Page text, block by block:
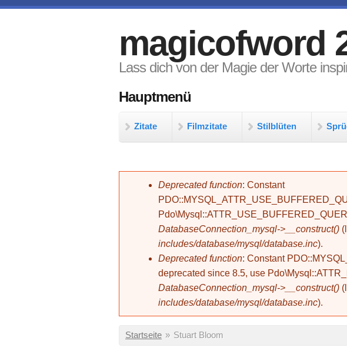
magicofword
Lass dich von der Magie der Worte
Hauptmenü
Zitate Filmzitate Stilblüten
Fehlermeldung
Deprecated function: Constant
DatabaseConnection_mysql->__construct()
includes/database/mysql/database.inc).
Deprecated function: Constant
deprecated since 8.5, use
DatabaseConnection_mysql->__construct()
includes/database/mysql/database.inc).
Sie sind hier
Startseite » Stuart Bloom